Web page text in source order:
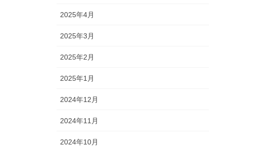
2025年4月
2025年3月
2025年2月
2025年1月
2024年12月
2024年11月
2024年10月